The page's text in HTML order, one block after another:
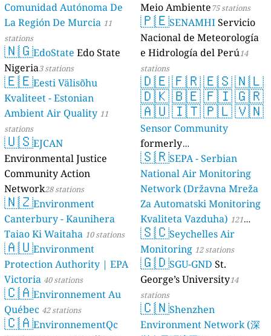
Comunidad Autónoma De
La Región De Murcia 11
stations
🇳🇬EdoState Edo State
Nigeria3 stations
🇪🇪Eesti Välisõhu
Kvaliteet - Estonian
Ambient Air Quality 11
stations
🇺🇸EJCAN
Environmental Justice
Community Action
Network28 stations
🇳🇿Environment
Canterbury - Kaunihera
Taiao Ki Waitaha 10 stations
🇦🇺Environment
Protection Authority | EPA
Victoria 40 stations
🇨🇦Environnement Au
Québec 42 stations
🇨🇦EnvironnementQc
Meio Ambiente75 stations
🇵🇪SENAMHIServicio
Nacional de Meteorología
e Hidrología del Perú14
stations
🇩🇪🇫🇷🇪🇸🇳🇱
🇩🇰🇧🇪🇫🇮🇬🇷
🇦🇺🇮🇹🇵🇱🇻🇳
Sensor Community
formerly
luftdaten.info35809 stations
🇸🇷SEPA - Serbian
National Air Monitoring
Network (Državna Mreža
Za Automatski Monitoring
Kvaliteta Vazduha) 121
stations
🇸🇨Seychelles Air
Monitoring 12 stations
🇬🇩SGU-GND St.
George’s University14
stations
🇨🇳Shenzhen
Environment Network (深